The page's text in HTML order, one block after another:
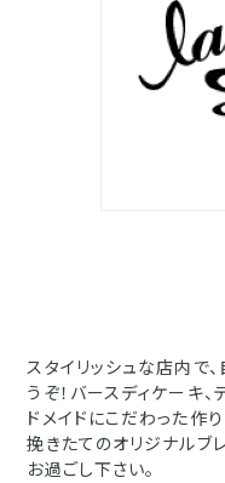
スタイリッシュな店内で
うぞ！バースディケーキ
ドメイドにこだわった作
挽きたてのオリジナルブ
お過ごし下さい。